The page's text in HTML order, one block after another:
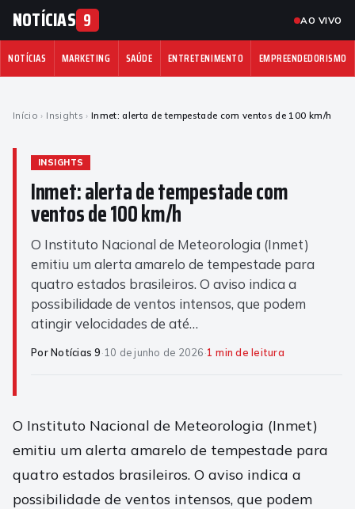
NOTÍCIAS 9 AO VIVO
NOTÍCIAS MARKETING SAÚDE ENTRETENIMENTO EMPREENDEDORISMO
Início › Insights › Inmet: alerta de tempestade com ventos de 100 km/h
INSIGHTS
Inmet: alerta de tempestade com
ventos de 100 km/h
O Instituto Nacional de Meteorologia (Inmet)
emitiu um alerta amarelo de tempestade para
quatro estados brasileiros. O aviso indica a
possibilidade de ventos intensos, que podem
atingir velocidades de até…
Por Notícias 9·10 de junho de 2026·1 min de leitura
O Instituto Nacional de Meteorologia (Inmet)
emitiu um alerta amarelo de tempestade para
quatro estados brasileiros. O aviso indica a
possibilidade de ventos intensos, que podem